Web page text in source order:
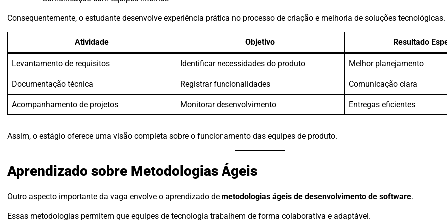
Consequentemente, o estudante desenvolve experiência prática no processo de criação e melhoria de soluções tecnológicas.
Atividade Objetivo Resultado
Levantamento de requisitos Identificar necessidades do produto Melhor planejamento
Documentação técnica Registrar funcionalidades Comunicação clara
Acompanhamento de projetos Monitorar desenvolvimento Entregas eficientes
Assim, o estágio oferece uma visão completa sobre o funcionamento das equipes de produto.
Aprendizado sobre Metodologias Ágeis
Outro aspecto importante da vaga envolve o aprendizado de metodologias ágeis de desenvolvimento de software.
Essas metodologias permitem que equipes de tecnologia trabalhem de forma colaborativa e adaptável.